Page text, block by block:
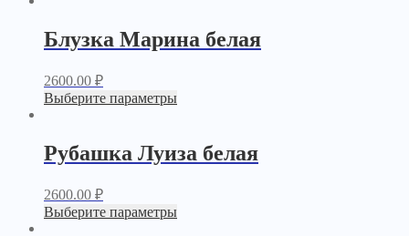
Блузка Марина белая
2600.00 ₽
Выберите параметры
Рубашка Луиза белая
2600.00 ₽
Выберите параметры